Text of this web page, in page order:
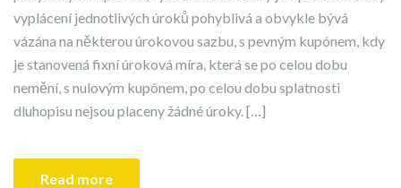
vyplácení jednotlivých úroků pohyblivá a obvykle bývá
vázána na některou úrokovou sazbu, s pevným kupónem, kdy
je stanovená fixní úroková míra, která se po celou dobu
nemění, s nulovým kupónem, po celou dobu splatnosti
dluhopisu nejsou placeny žádné úroky. […]
Read more